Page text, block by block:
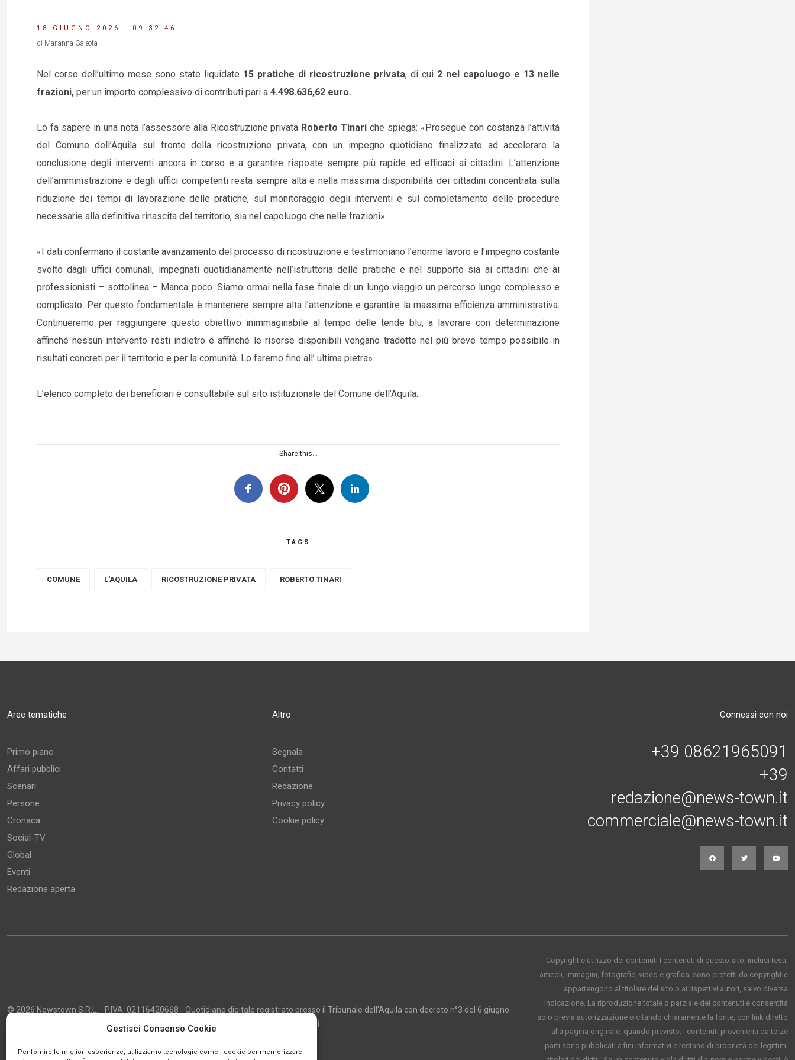
Gestisci Consenso Cookie
Per fornire le migliori esperienze, utilizziamo tecnologie come i cookie per memorizzare
18 GIUGNO 2026 - 09:32:46
di Marianna Galeota
Nel corso dell’ultimo mese sono state liquidate 15 pratiche di ricostruzione privata, di cui 2 nel capoluogo e 13 nelle
frazioni, per un importo complessivo di contributi pari a 4.498.636,62 euro.
Lo fa sapere in una nota l’assessore alla Ricostruzione privata Roberto Tinari che spiega: «Prosegue con costanza l’attività
del Comune dell’Aquila sul fronte della ricostruzione privata, con un impegno quotidiano finalizzato ad accelerare la
conclusione degli interventi ancora in corso e a garantire risposte sempre più rapide ed efficaci ai cittadini. L’attenzione
dell’amministrazione e degli uffici competenti resta sempre alta e nella massima disponibilità dei cittadini concentrata sulla
riduzione dei tempi di lavorazione delle pratiche, sul monitoraggio degli interventi e sul completamento delle procedure
necessarie alla definitiva rinascita del territorio, sia nel capoluogo che nelle frazioni».
«I dati confermano il costante avanzamento del processo di ricostruzione e testimoniano l’enorme lavoro e l’impegno costante
svolto dagli uffici comunali, impegnati quotidianamente nell’istruttoria delle pratiche e nel supporto sia ai cittadini che ai
professionisti – sottolinea – Manca poco. Siamo ormai nella fase finale di un lungo viaggio un percorso lungo complesso e
complicato. Per questo fondamentale è mantenere sempre alta l’attenzione e garantire la massima efficienza amministrativa.
Continueremo per raggiungere questo obiettivo inimmaginabile al tempo delle tende blu, a lavorare con determinazione
affinché nessun intervento resti indietro e affinché le risorse disponibili vengano tradotte nel più breve tempo possibile in
risultati concreti per il territorio e per la comunità. Lo faremo fino all’ ultima pietra».
L’elenco completo dei beneficiari è consultabile sul sito istituzionale del Comune dell’Aquila.
Share this...
TAGS
COMUNE L'AQUILA RICOSTRUZIONE PRIVATA ROBERTO TINARI
Aree tematiche
Primo piano
Affari pubblici
Scenari
Persone
Cronaca
Social-TV
Global
Eventi
Redazione aperta
Altro
Segnala
Contatti
Redazione
Privacy policy
Cookie policy
Connessi con noi
+39 08621965091
+39
redazione@news-town.it
commerciale@news-town.it
© 2026 Newstown S.R.L. - P.IVA: 02116420668 - Quotidiano digitale registrato presso il Tribunale dell'Aquila con decreto n°3 del 6 giugno
2013 - Direttore Responsabile: Giustino Masciocco - Capo Redattore: Marco Giancarli
Copyright e utilizzo dei contenuti I contenuti di questo sito, inclusi testi,
articoli, immagini, fotografie, video e grafica, sono protetti da copyright e
appartengono al titolare del sito o ai rispettivi autori, salvo diversa
indicazione. La riproduzione totale o parziale dei contenuti è consentita
solo previa autorizzazione o citando chiaramente la fonte, con link diretto
alla pagina originale, quando previsto. I contenuti provenienti da terze
parti sono pubblicati a fini informativi e restano di proprietà dei legittimi